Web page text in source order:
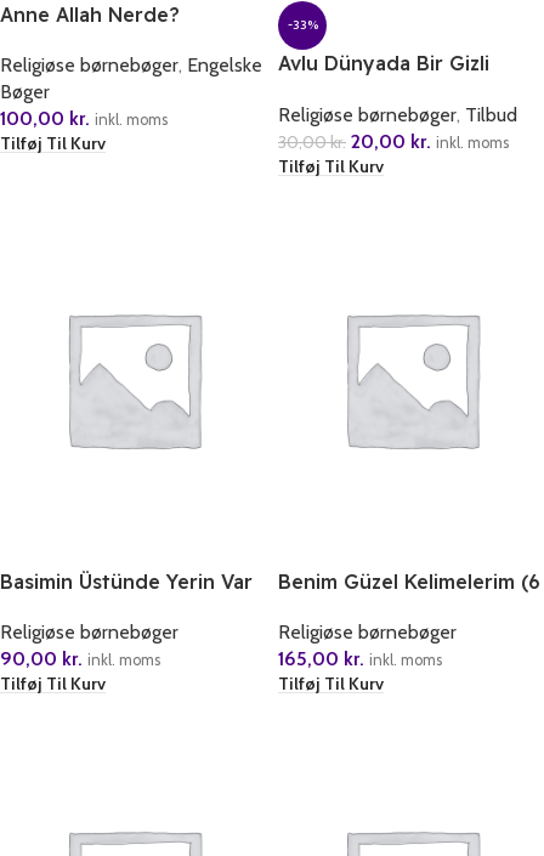
Anne Allah Nerde?
Religiøse børnebøger, Engelske
Bøger
100,00 kr. inkl. moms
Tilføj Til Kurv
-33%
Avlu Dünyada Bir Gizli
Religiøse børnebøger, Tilbud
30,00kr. 20,00 kr. inkl. moms
Tilføj Til Kurv
Basimin Üstünde Yerin Var
Religiøse børnebøger
90,00 kr. inkl. moms
Tilføj Til Kurv
Benim Güzel Kelimelerim (6
Religiøse børnebøger
165,00 kr. inkl. moms
Tilføj Til Kurv